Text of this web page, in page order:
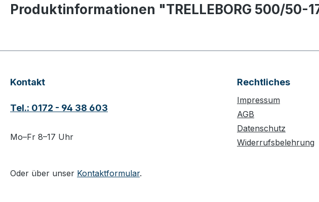
Produktinformationen "TRELLEBORG 500/50-
Kontakt
Tel.: 0172 - 94 38 603
Mo–Fr 8–17 Uhr
Oder über unser Kontaktformular.
Rechtliches
Impressum
AGB
Datenschutz
Widerrufsbelehrung